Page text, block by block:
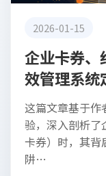
2026-01-15
企业卡券、
效管理系统
这篇文章基于作
验，深入剖析了
卡券）时，其
阱…